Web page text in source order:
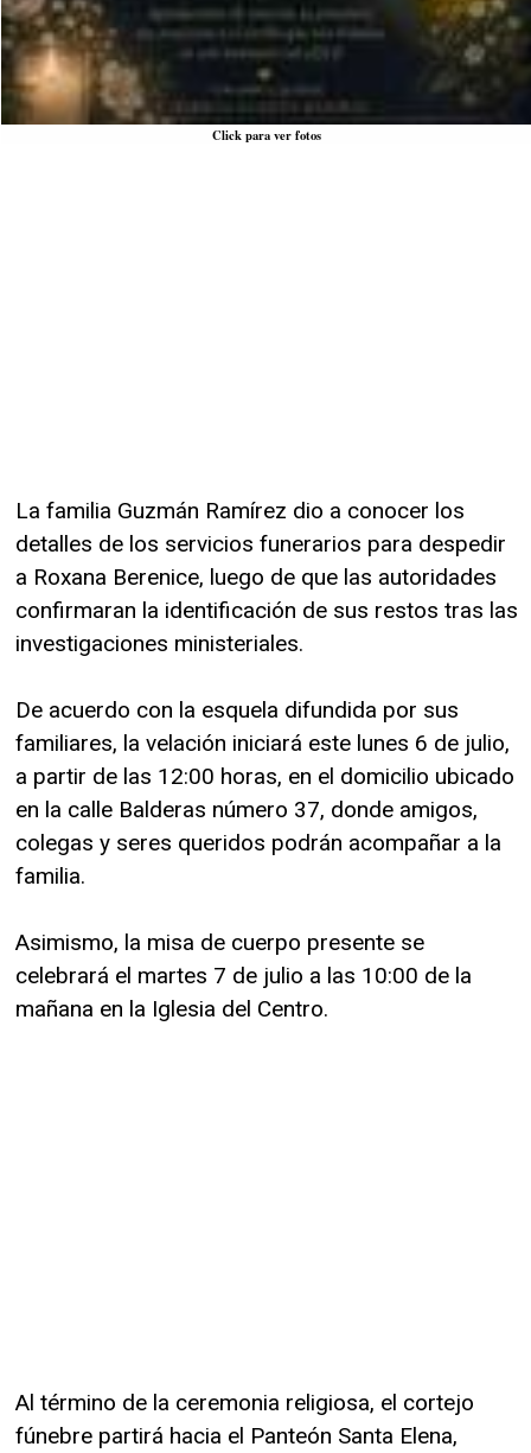
Click para ver fotos
La familia Guzmán Ramírez dio a conocer los
detalles de los servicios funerarios para despedir
a Roxana Berenice, luego de que las autoridades
confirmaran la identificación de sus restos tras las
investigaciones ministeriales.
De acuerdo con la esquela difundida por sus
familiares, la velación iniciará este lunes 6 de julio,
a partir de las 12:00 horas, en el domicilio ubicado
en la calle Balderas número 37, donde amigos,
colegas y seres queridos podrán acompañar a la
familia.
Asimismo, la misa de cuerpo presente se
celebrará el martes 7 de julio a las 10:00 de la
mañana en la Iglesia del Centro.
Al término de la ceremonia religiosa, el cortejo
fúnebre partirá hacia el Panteón Santa Elena,